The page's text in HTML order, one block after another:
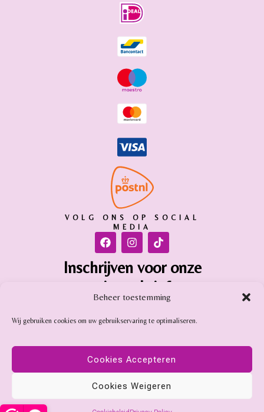
Beheer toestemming
Wij gebruiken cookies om uw gebruikservaring te optimaliseren.
Cookies Accepteren
Cookies Weigeren
VOLG ONS OP SOCIAL
MEDIA
Inschrijven voor onze
nieuwsbrief